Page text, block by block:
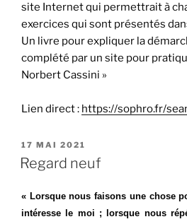
site Internet qui permettrait à
exercices qui sont présentés
Un livre pour expliquer la
complété par un site pour
Norbert Cassini »
Lien direct : https://sophro.fr/
PUBLIÉ
LE
17 MAI 2021
Regard neuf
« Lorsque nous faisons une chose
intéresse le moi ; lorsque nous